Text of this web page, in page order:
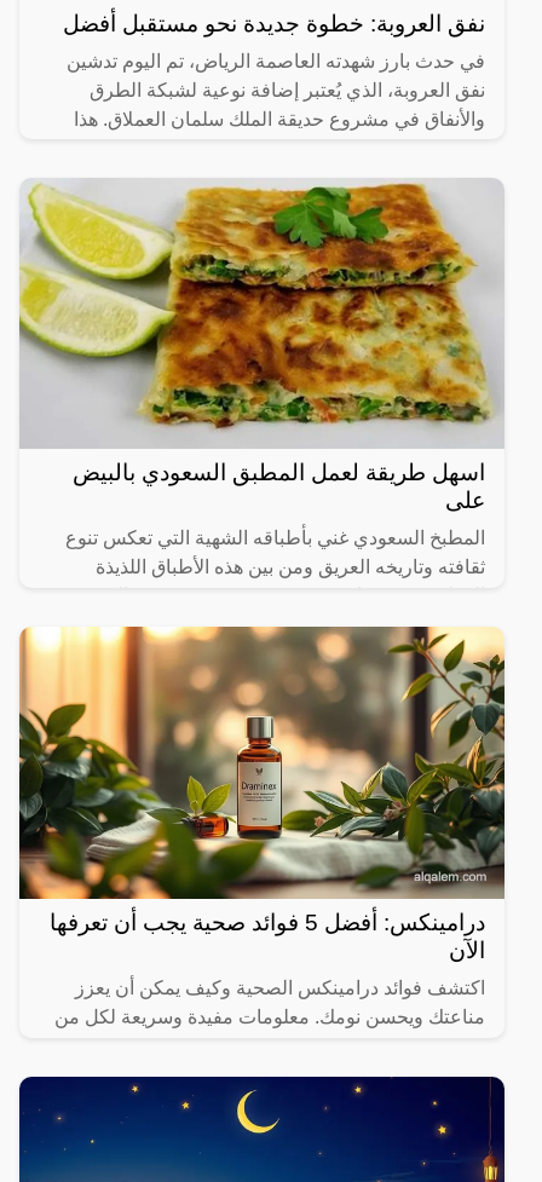
نفق العروبة: خطوة جديدة نحو مستقبل أفضل
في حدث بارز شهدته العاصمة الرياض، تم اليوم تدشين
نفق العروبة، الذي يُعتبر إضافة نوعية لشبكة الطرق
والأنفاق في مشروع حديقة الملك سلمان العملاق. هذا
اسهل طريقة لعمل المطبق السعودي بالبيض
على
المطبخ السعودي غني بأطباقه الشهية التي تعكس تنوع
ثقافته وتاريخه العريق ومن بين هذه الأطباق اللذيذة
واللحم المفروم
درامينكس: أفضل 5 فوائد صحية يجب أن تعرفها
الآن
اكتشف فوائد درامينكس الصحية وكيف يمكن أن يعزز
مناعتك ويحسن نومك. معلومات مفيدة وسريعة لكل من